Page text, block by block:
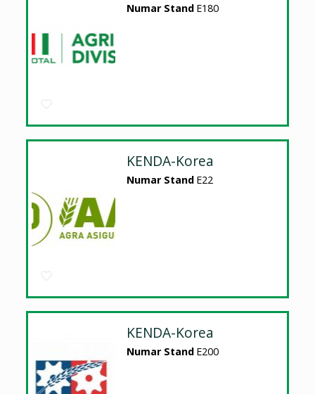
Numar Stand E180
KENDA-Korea
Numar Stand E22
KENDA-Korea
Numar Stand E200